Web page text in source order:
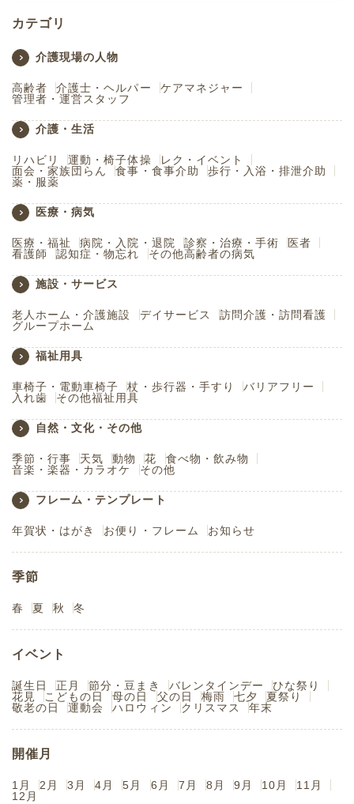
カテゴリ
介護現場の人物
高齢者 介護士・ヘルパー
ケアマネジャー
管理者・運営スタッフ
介護・生活
リハビリ 運動・椅子体操
レク・イベント
面会・家族団らん
食事・食事介助
歩行・入浴・排泄介助
薬・服薬
医療・病気
医療・福祉 病院・入院・退院 診察・治療・手術
医者
看護師
認知症・物忘れ その他高齢者の病気
施設・サービス
老人ホーム・介護施設 デイサービス
訪問介護・訪問看護
グループホーム
福祉用具
車椅子・電動車椅子 杖・歩行器・手すり
バリアフリー
入れ歯
その他福祉用具
自然・文化・その他
季節・行事 天気 動物 花
食べ物・飲み物
音楽・楽器・カラオケ
その他
フレーム・テンプレート
年賀状・はがき お便り・フレーム お知らせ
季節
春 夏 秋 冬
イベント
誕生日 正月 節分・豆まき バレンタインデー
ひな祭り
花見
こどもの日 母の日 父の日 梅雨 七夕
夏祭り
敬老の日
運動会 ハロウィン クリスマス 年末
開催月
1月 2月 3月 4月 5月 6月 7月 8月 9月 10月
11月
12月